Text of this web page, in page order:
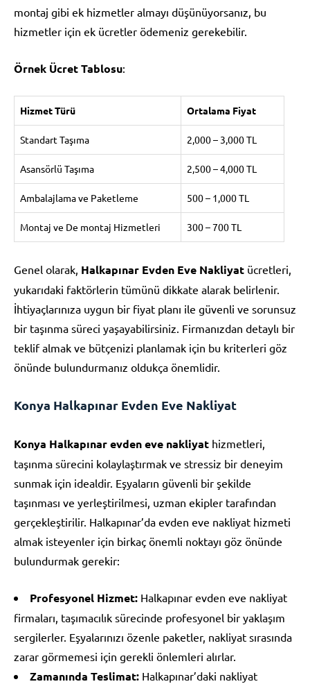
montaj gibi ek hizmetler almayı düşünüyorsanız, bu
hizmetler için ek ücretler ödemeniz gerekebilir.
Örnek Ücret Tablosu:
Hizmet Türü Ortalama Fiyat
Standart Taşıma 2,000 – 3,000 TL
Asansörlü Taşıma 2,500 – 4,000 TL
Ambalajlama ve Paketleme 500 – 1,000 TL
Montaj ve De montaj Hizmetleri 300 – 700 TL
Genel olarak, Halkapınar Evden Eve Nakliyat ücretleri,
yukarıdaki faktörlerin tümünü dikkate alarak belirlenir.
İhtiyaçlarınıza uygun bir fiyat planı ile güvenli ve sorunsuz
bir taşınma süreci yaşayabilirsiniz. Firmanızdan detaylı bir
teklif almak ve bütçenizi planlamak için bu kriterleri göz
önünde bulundurmanız oldukça önemlidir.
Konya Halkapınar Evden Eve Nakliyat
Konya Halkapınar evden eve nakliyat hizmetleri,
taşınma sürecini kolaylaştırmak ve stressiz bir deneyim
sunmak için idealdir. Eşyaların güvenli bir şekilde
taşınması ve yerleştirilmesi, uzman ekipler tarafından
gerçekleştirilir. Halkapınar’da evden eve nakliyat hizmeti
almak isteyenler için birkaç önemli noktayı göz önünde
bulundurmak gerekir:
Profesyonel Hizmet: Halkapınar evden eve nakliyat
firmaları, taşımacılık sürecinde profesyonel bir yaklaşım
sergilerler. Eşyalarınızı özenle paketler, nakliyat sırasında
zarar görmemesi için gerekli önlemleri alırlar.
Zamanında Teslimat: Halkapınar’daki nakliyat